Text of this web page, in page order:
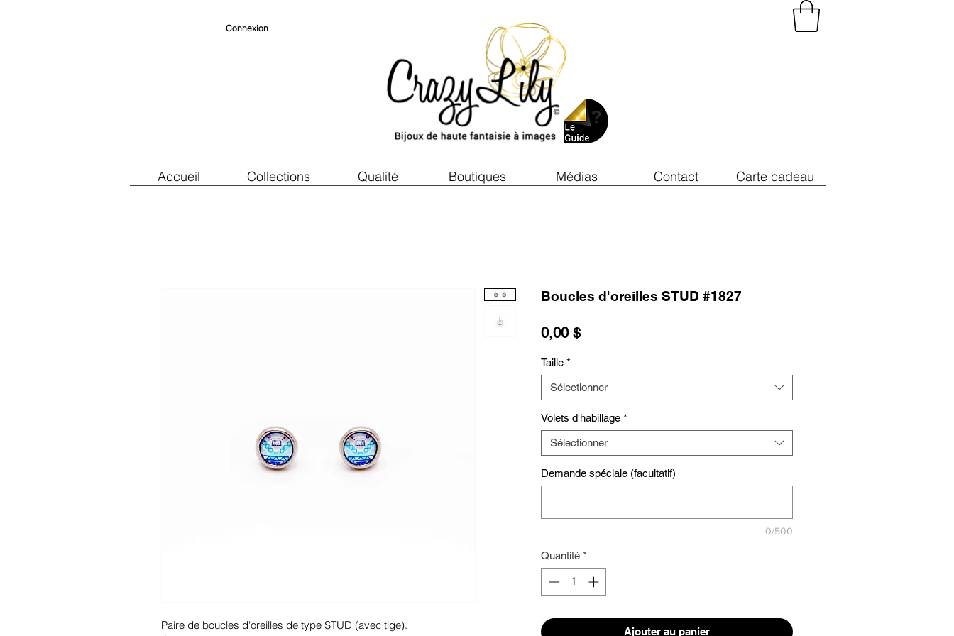
Accueil Collections Qualité Boutiques Médias Contact Carte cadeau
Connexion
Paire de boucles d'oreilles de type STUD (avec tige).
Boucles d'oreilles STUD #1827
0,00 $Prix
Taille *
Sélectionner
Volets d'habillage *
Sélectionner
Demande spéciale (facultatif)
0/500
Quantité *
Ajouter au panier